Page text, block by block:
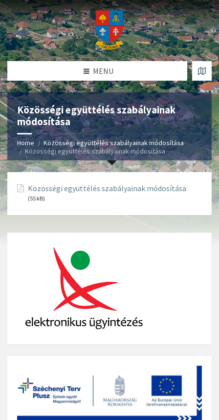
MENU
Közösségi együttélés szabályainak
módosítása
Home
Közösségi együttélés szabályainak módosítása
Közösségi együttélés szabályainak módosítása
Közösségi együttélés szabályainak módosítása
(55 kB)